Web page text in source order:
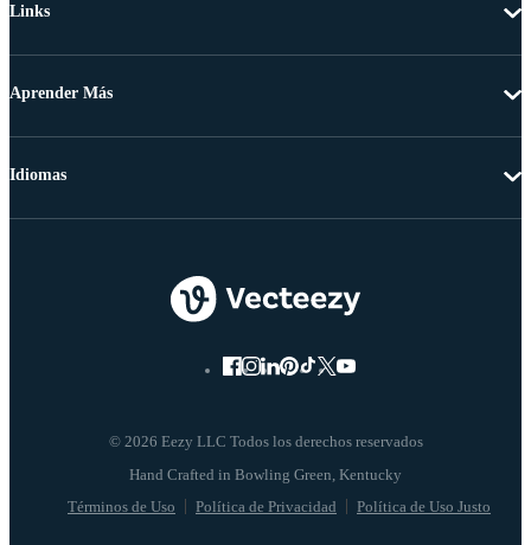
Links
Aprender Más
© 2026 Eezy LLC Todos los derechos reservados
Términos de Uso Política de Privacidad Política de Uso Justo
Idiomas